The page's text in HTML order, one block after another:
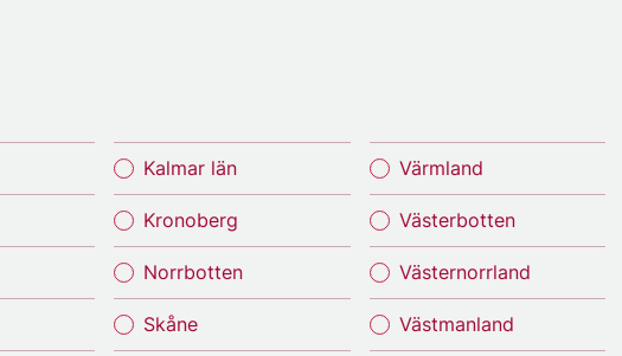
Kalmar län
Kronoberg
Norrbotten
Skåne
Värmland
Västerbotten
Västernorrland
Västmanland